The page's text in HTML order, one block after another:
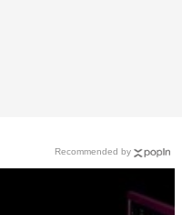
Recommended by